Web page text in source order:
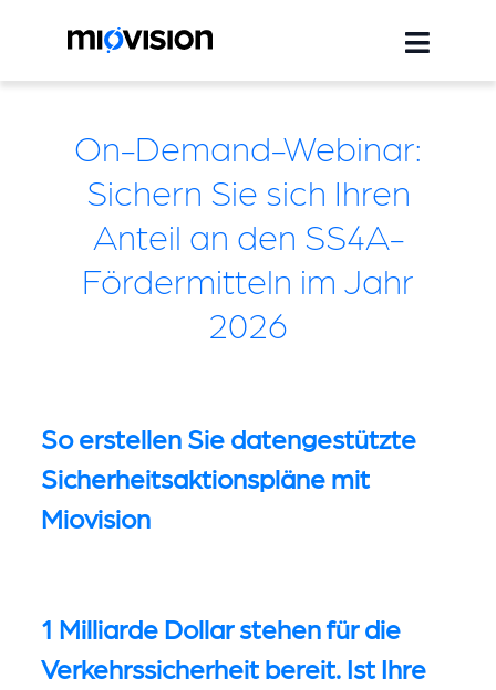
On-Demand-Webinar:
Sichern Sie sich Ihren
Anteil an den SS4A-
Fördermitteln im Jahr
2026
So erstellen Sie datengestützte
Sicherheitsaktionspläne mit
Miovision
1 Milliarde Dollar stehen für die
Verkehrssicherheit bereit. Ist Ihre